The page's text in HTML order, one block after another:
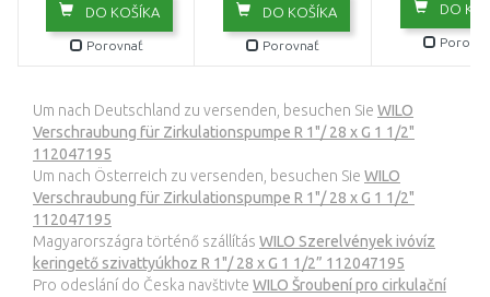
DO KOŠÍKA
Porovnať
DO KOŠÍKA
Porovnať
DO
Um nach Deutschland zu versenden, besuchen Sie WILO
Verschraubung für Zirkulationspumpe R 1"/ 28 x G 1 1/2"
112047195
Um nach Österreich zu versenden, besuchen Sie WILO
Verschraubung für Zirkulationspumpe R 1"/ 28 x G 1 1/2"
112047195
Magyarországra történő szállítás WILO Szerelvények ivóvíz
keringető szivattyúkhoz R 1"/ 28 x G 1 1/2” 112047195
Pro odeslání do Česka navštivte WILO Šroubení pro cirkulační